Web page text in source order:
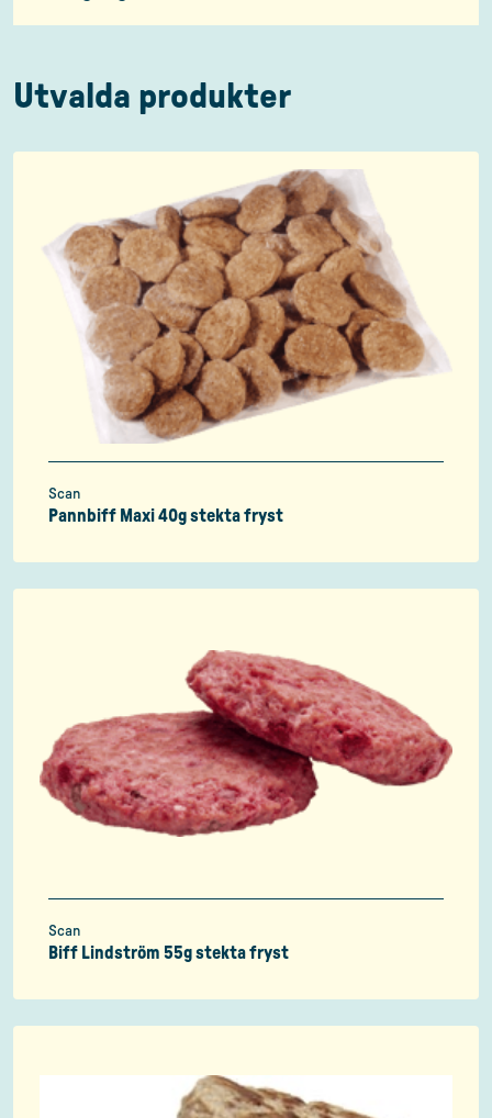
Utvalda produkter
Scan
Pannbiff Maxi 40g stekta fryst
Scan
Biff Lindström 55g stekta fryst